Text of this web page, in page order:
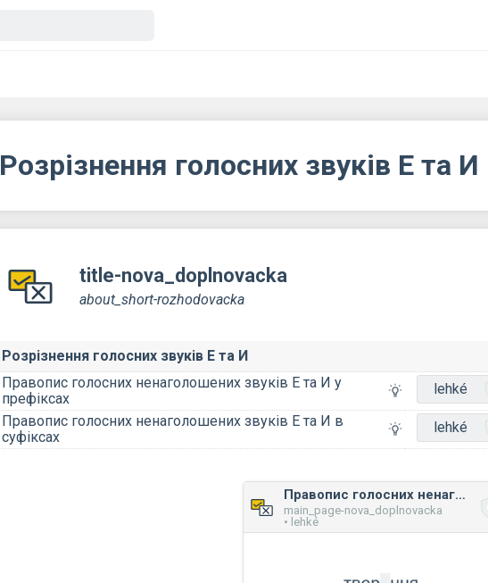
Розрізнення голосних звуків Е та
title-nova_doplnovacka
about_short-rozhodovacka
Розрізнення голосних звуків Е та И
Правопис голосних ненаголошених звуків Е та И у
префіксах
lehké
Правопис голосних ненаголошених звуків Е та И в
суфіксах
lehké
Правопис голосних ненаголошених звуків Е та И в суфіксах
main_page-nova_doplnovacka
• lehké